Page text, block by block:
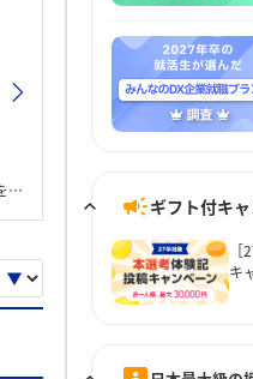
ギフト付キ
キ